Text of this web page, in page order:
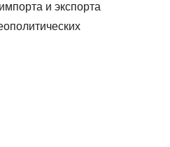
и экспорта